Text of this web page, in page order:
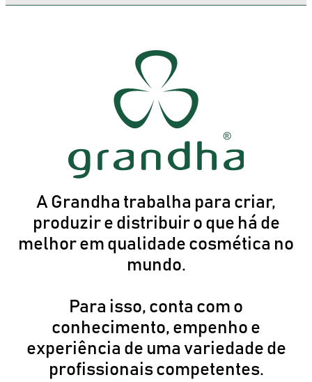
A Grandha trabalha para criar,
produzir e distribuir o que há de
melhor em qualidade cosmética no
mundo.
Para isso, conta com o
conhecimento, empenho e
experiência de uma variedade de
profissionais competentes.